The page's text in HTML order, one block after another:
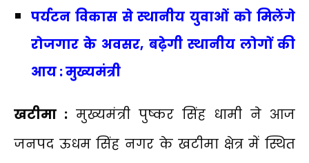
पर्यटन विकास से स्थानीय युवाओं को मिलेंगे
रोजगार के अवसर, बढ़ेगी स्थानीय लोगों की
आय : मुख्यमंत्री
खटीमा : मुख्यमंत्री पुष्कर सिंह धामी ने आज
जनपद ऊधम सिंह नगर के खटीमा क्षेत्र में स्थित